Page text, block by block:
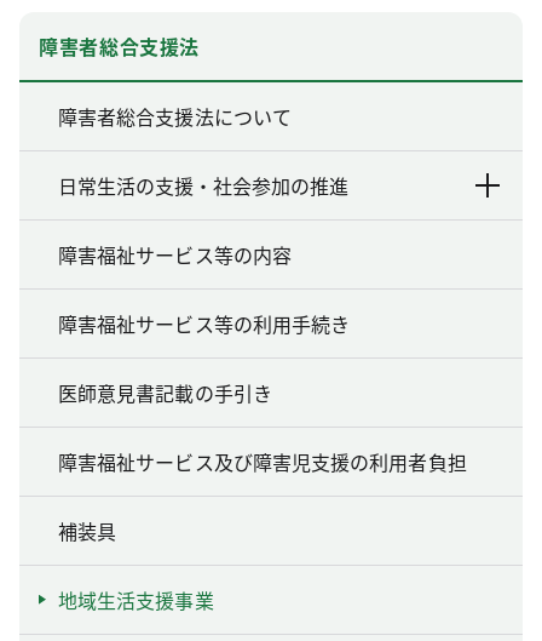
障害者総合支援法
障害者総合支援法について
日常生活の支援・社会参加の推進
障害福祉サービス等の内容
障害福祉サービス等の利用手続き
医師意見書記載の手引き
障害福祉サービス及び障害児支援の利用者負担
補装具
地域生活支援事業